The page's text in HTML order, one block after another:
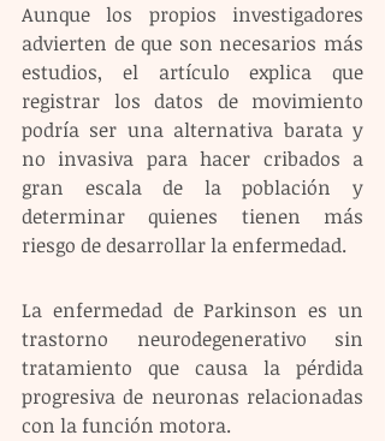
Aunque los propios investigadores
advierten de que son necesarios más
estudios, el artículo explica que
registrar los datos de movimiento
podría ser una alternativa barata y
no invasiva para hacer cribados a
gran escala de la población y
determinar quienes tienen más
riesgo de desarrollar la enfermedad.
La enfermedad de Parkinson es un
trastorno neurodegenerativo sin
tratamiento que causa la pérdida
progresiva de neuronas relacionadas
con la función motora.